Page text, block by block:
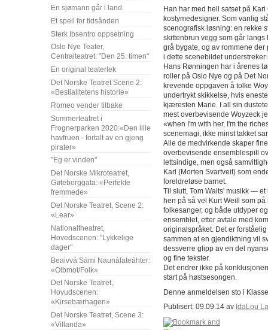
En sjømann går i land
Et speil for tidsånden
Sterk Ibsentro oppsetning
Oslo Nye Teater,
Centralteatret: "Den 25. timen"
En original teaterlek
Det Norske Teatret Scene 2:
«Bestialitetens historie»
Romeo vender tilbake
Sommerteatret i
Frognerparken 2020:«Den lille
havfruen - fortalt av en gjeng
pirater»
"Eg er vinden"
Det Norske Mikroteatret,
Gøteborggata: «Perfekte
fremmede»
Det Norske Teatret, Scene 2:
«Lear»
Nationaltheatret,
Hovedscenen: "Lykkelige
dager"
Beaivvá Sámi Naunálateáhter:
«Olbmot/Folk»
Det Norske Teatret,
Hovudscenen:
«Kirsebærhagen»
Det Norske Teatret, Scene 3:
«Villanda»
Han har med hell satset på
kostymedesigner. Som vanlig
scenografisk løsning: en rekke
skittenbrun vegg som går
grå bygate, og av rommene
i dette scenebildet
Hans Rønningen har i årenes
roller på Oslo Nye og på Det
krevende oppgaven å tolke
undertrykt skikkelse, hvis
kjæresten Marie. I all sin
mest overbevisende Woyzeck
«when I'm with her, I'm the
scenemagi, ikke minst takket
Alle de medvirkende skaper
overbevisende ensemblespill
lettsindige, men også
Karl (Morten Svartveit) som
foreldreløse barnet.
Til slutt, Tom Waits' musikk ―
hen på så vel Kurt Weill som
folkesanger, og både utdyper
ensemblet, etter avtale med
originalspråket. Det er
sammen at en gjendiktning vil
dessverre glipp av en del
og fine tekster.
Det endrer ikke på
start på høstsesongen.
Denne anmeldelsen sto i
Publisert: 09.09.14 av IdaLou